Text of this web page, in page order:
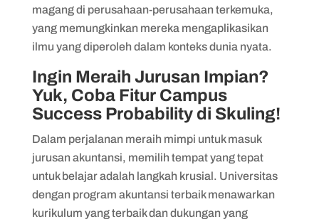
magang di perusahaan-perusahaan terkemuka,
yang memungkinkan mereka mengaplikasikan
ilmu yang diperoleh dalam konteks dunia nyata.
Ingin Meraih Jurusan Impian?
Yuk, Coba Fitur Campus
Success Probability di Skuling!
Dalam perjalanan meraih mimpi untuk masuk
jurusan akuntansi, memilih tempat yang tepat
untuk belajar adalah langkah krusial. Universitas
dengan program akuntansi terbaik menawarkan
kurikulum yang terbaik dan dukungan yang